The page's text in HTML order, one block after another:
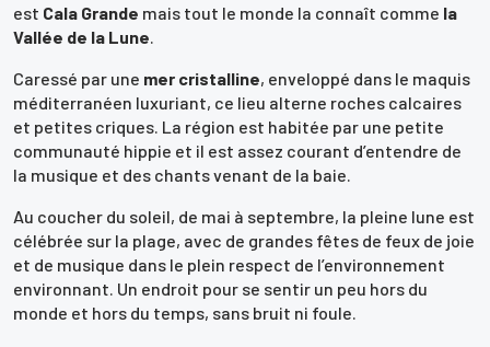
est Cala Grande mais tout le monde la connaît comme la
Vallée de la Lune
Caressé par une mer cristalline, enveloppé dans le maquis
méditerranéen luxuriant, ce lieu alterne roches calcaires
et petites criques. La région est habitée par une petite
communauté hippie et il est assez courant d’entendre de
la musique et des chants venant de la baie.
Au coucher du soleil, de mai à septembre, la pleine lune est
célébrée sur la plage, avec de grandes fêtes de feux de joie
et de musique dans le plein respect de l’environnement
environnant. Un endroit pour se sentir un peu hors du
monde et hors du temps, sans bruit ni foule.